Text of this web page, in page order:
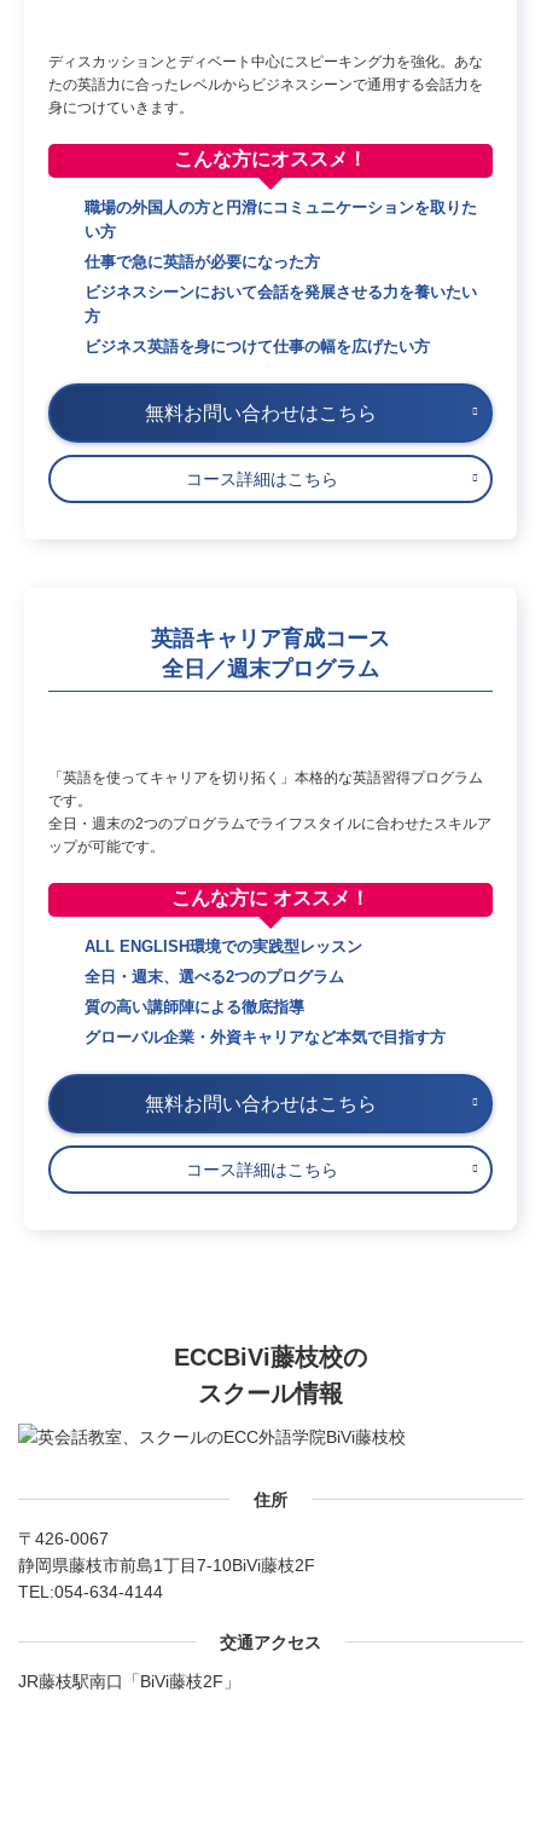
ディスカッションとディベート中心にスピーキング力を強化。あな
たの英語力に合ったレベルからビジネスシーンで通用する会話力を
身につけていきます。
こんな方にオススメ！
職場の外国人の方と円滑にコミュニケーションを取りた
い方
仕事で急に英語が必要になった方
ビジネスシーンにおいて会話を発展させる力を養いたい
方
ビジネス英語を身につけて仕事の幅を広げたい方
無料お問い合わせはこちら
コース詳細はこちら
英語キャリア育成コース
全日／週末プログラム
「英語を使ってキャリアを切り拓く」本格的な英語習得プログラム
です。
全日・週末の2つのプログラムでライフスタイルに合わせたスキルア
ップが可能です。
こんな方に オススメ！
ALL ENGLISH環境での実践型レッスン
全日・週末、選べる2つのプログラム
質の高い講師陣による徹底指導
グローバル企業・外資キャリアなど本気で目指す方
無料お問い合わせはこちら
コース詳細はこちら
ECCBiVi藤枝校の
スクール情報
住所
〒426-0067
静岡県藤枝市前島1丁目7-10BiVi藤枝2F
TEL:054-634-4144
交通アクセス
JR藤枝駅南口「BiVi藤枝2F」